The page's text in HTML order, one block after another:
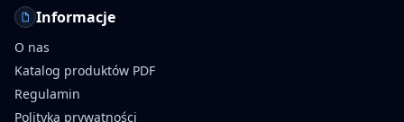
Informacje
O nas
Katalog produktów PDF
Regulamin
Polityka prywatności